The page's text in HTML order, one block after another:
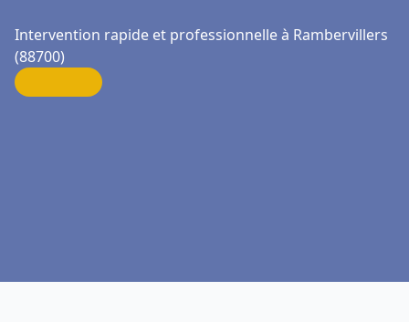
Intervention rapide et professionnelle à Rambervillers
(88700)